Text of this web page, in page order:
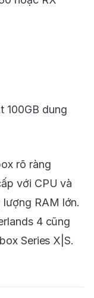
100GB dung
rõ ràng
với CPU và
RAM lớn.
4 cũng
Series X|S.